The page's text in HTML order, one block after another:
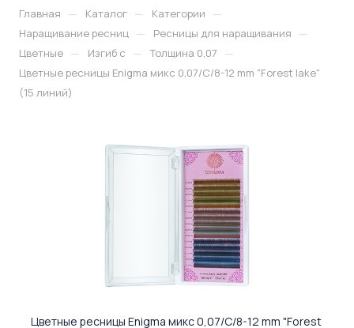
Главная — Каталог — Категории —
Наращивание ресниц — Ресницы для наращивания —
Цветные — Изгиб c — Толщина 0,07 —
Цветные ресницы Enigma микс 0,07/C/8-12 mm "Forest lake"
(15 линий)
Цветные ресницы Enigma микс 0,07/C/8-12 mm "Forest